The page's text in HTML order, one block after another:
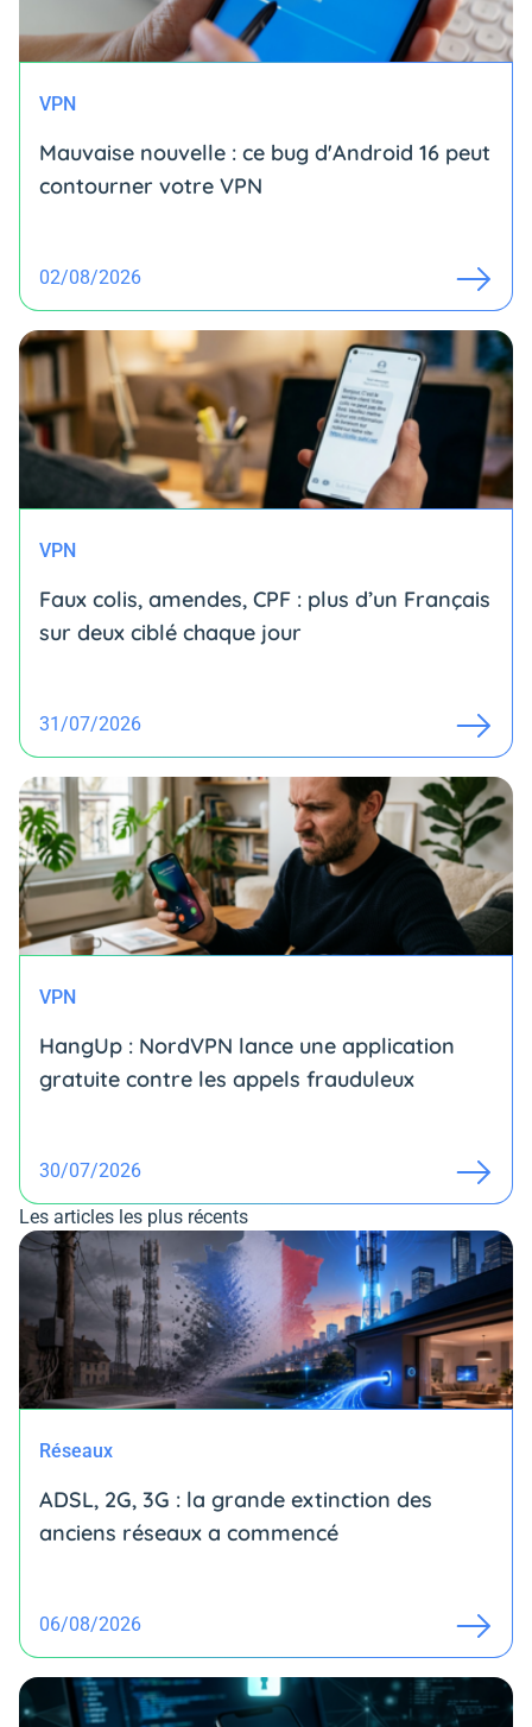
VPN
Mauvaise nouvelle : ce bug d'Android 16 peut
contourner votre VPN
02/08/2026
VPN
Faux colis, amendes, CPF : plus d’un Français
sur deux ciblé chaque jour
31/07/2026
VPN
HangUp : NordVPN lance une application
gratuite contre les appels frauduleux
30/07/2026
Les articles les plus récents
Réseaux
ADSL, 2G, 3G : la grande extinction des
anciens réseaux a commencé
06/08/2026